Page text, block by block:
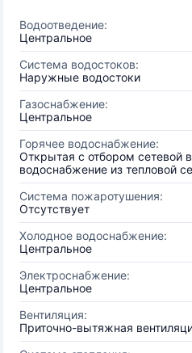
Водоотведение:
Центральное
Система водостоков:
Наружные водостоки
Газоснабжение:
Центральное
Горячее водоснабжение:
Открытая с отбором сетевой
водоснабжение из тепловой
Система пожаротушения:
Отсутствует
Холодное водоснабжение:
Центральное
Электроснабжение:
Центральное
Вентиляция:
Приточно-вытяжная